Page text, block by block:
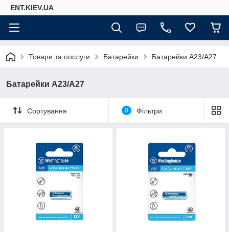
ENT.KIEV.UA
Товари та послуги Батарейки Батарейки А23/А27
Батарейки А23/А27
Сортування 0 Фільтри